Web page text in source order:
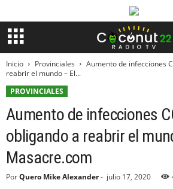
Inicio Provinciales
Aumento de infecciones
reabrir el mundo – El...
PROVINCIALES
Aumento de infecciones
obligando a reabrir el
Masacre.com
PorQuero Mike Alexander- julio 17, 2020